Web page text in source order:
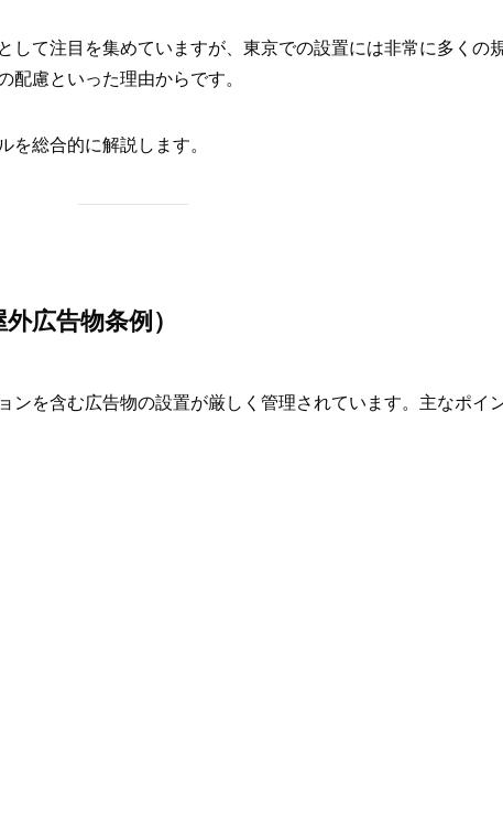
て注目を集めていますが、東京での設置には非常に多くの
慮といった理由からです。
総合的に解説します。
広告物条例）
を含む広告物の設置が厳しく管理されています。主なポイ